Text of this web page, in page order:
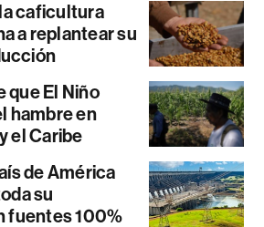
caficultura
a replantear su
que El Niño
hambre en
el Caribe
de América
su
fuentes 100%